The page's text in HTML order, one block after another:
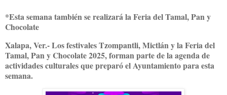
*Esta semana también se realizará la Feria del Tamal, Pan y
Chocolate
Xalapa, Ver.- Los festivales Tzompantli, Mictlán y la Feria del
Tamal, Pan y Chocolate 2025, forman parte de la agenda de
actividades culturales que preparó el Ayuntamiento para esta
semana.